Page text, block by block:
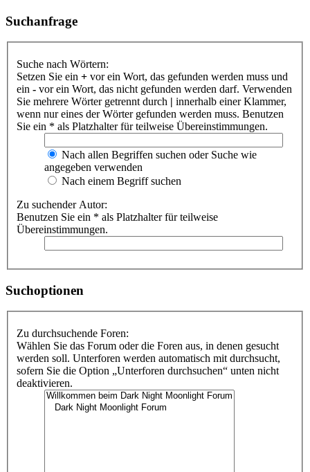
Suchanfrage
Suche nach Wörtern:
Setzen Sie ein + vor ein Wort, das gefunden werden muss und
ein - vor ein Wort, das nicht gefunden werden darf. Verwenden
Sie mehrere Wörter getrennt durch | innerhalb einer Klammer,
wenn nur eines der Wörter gefunden werden muss. Benutzen
Sie ein * als Platzhalter für teilweise Übereinstimmungen.
Nach allen Begriffen suchen oder Suche wie
angegeben verwenden
Nach einem Begriff suchen
Zu suchender Autor:
Benutzen Sie ein * als Platzhalter für teilweise
Übereinstimmungen.
Suchoptionen
Zu durchsuchende Foren:
Wählen Sie das Forum oder die Foren aus, in denen gesucht
werden soll. Unterforen werden automatisch mit durchsucht,
sofern Sie die Option „Unterforen durchsuchen“ unten nicht
deaktivieren.